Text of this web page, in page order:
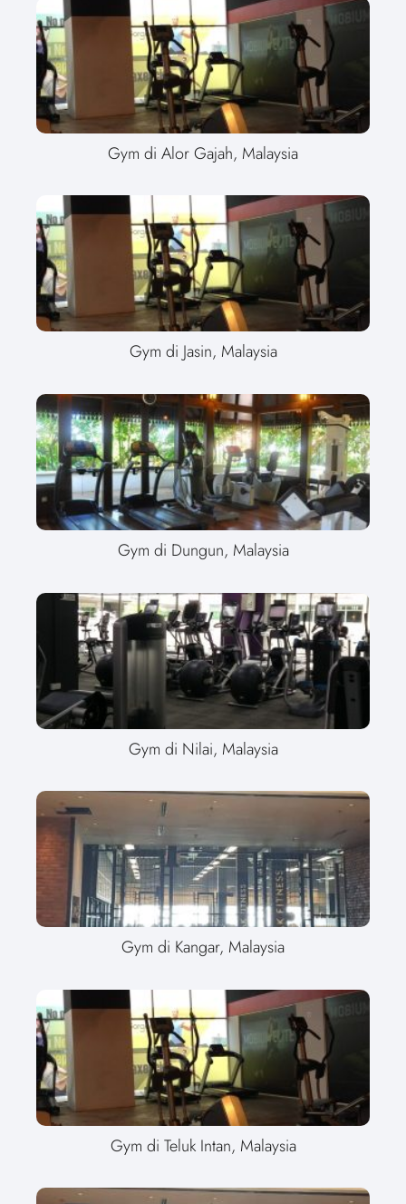
Gym di Alor Gajah, Malaysia
Gym di Jasin, Malaysia
Gym di Dungun, Malaysia
Gym di Nilai, Malaysia
Gym di Kangar, Malaysia
Gym di Teluk Intan, Malaysia